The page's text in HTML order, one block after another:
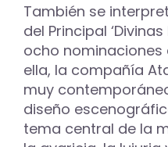
También se
del Principal
ocho nominaciones
ella, la compañía
muy
diseño
tema central de la